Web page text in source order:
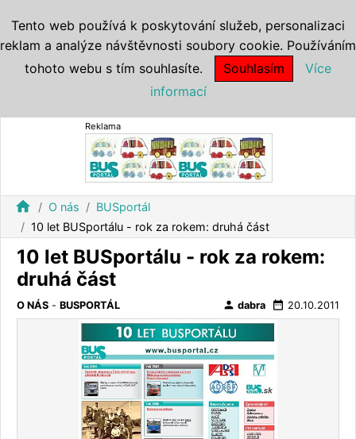
Reklama
home O nás
BUSportál
10 let BUSportálu - rok za rokem: druhá část
10 let BUSportálu - rok za rokem:
druhá část
O NÁS - BUSPORTÁL person dabra date_range 20.10.2011
Tento web používá k poskytování služeb, personalizaci
reklam a analýze návštěvnosti soubory cookie. Používáním
tohoto webu s tím souhlasíte.
Souhlasím
Více
informací